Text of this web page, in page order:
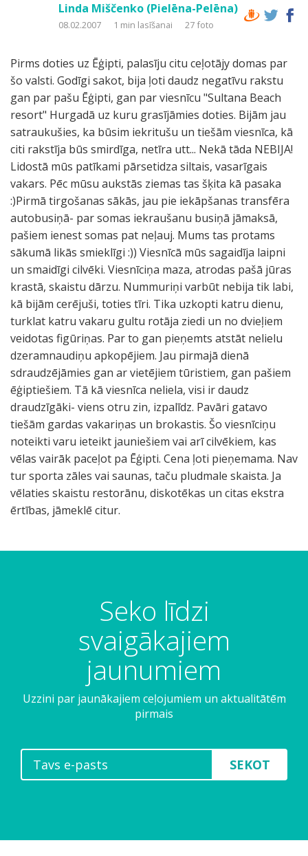
Linda Miščenko (Pielēna-Pelēna)
08.02.2007 1 min lasīšanai 27 foto
Pirms doties uz Ēģipti, palasīju citu ceļotājy domas par
šo valsti. Godīgi sakot, bija ļoti daudz negatīvu rakstu
gan par pašu Ēģipti, gan par viesnīcu "Sultana Beach
resort" Hurgadā uz kuru grasījāmies doties. Bijām jau
satraukušies, ka būsim iekritušu un tiešām viesnīca, kā
citi rakstīja būs smirdīga, netīra utt... Nekā tāda NEBIJA!
Lidostā mūs patīkami pārsetidza siltais, vasarīgais
vakars. Pēc mūsu aukstās ziemas tas šķita kā pasaka
:)Pirmā tirgošanas sākās, jau pie iekāpšanas transfēra
autobusiņā- par somas iekraušanu busiņā jāmaksā,
pašiem ienest somas pat neļauj. Mums tas protams
sākumā likās smieklīgi :)) Viesnīcā mūs sagaidīja laipni
un smaidīgi cilvēki. Viesnīciņa maza, atrodas pašā jūras
krastā, skaistu dārzu. Nummuriņi varbūt nebija tik labi,
kā bijām cerējuši, toties tīri. Tika uzkopti katru dienu,
turklat katru vakaru gultu rotāja ziedi un no dvieļiem
veidotas figūriņas. Par to gan pieņemts atstāt nelielu
dzeramnaudiņu apkopējiem. Jau pirmajā dienā
sdraudzējāmies gan ar vietējiem tūristiem, gan pašiem
ēģiptiešiem. Tā kā viesnīca neliela, visi ir daudz
draudzīgāki- viens otru zin, izpalīdz. Pavāri gatavo
tiešām gardas vakariņas un brokastis. Šo viesnīciņu
noteikti varu ieteikt jauniešiem vai arī cilvēkiem, kas
vēlas vairāk paceļot pa Ēģipti. Cena ļoti pieņemama. Nav
tur sporta zāles vai saunas, taču pludmale skaista. Ja
vēlaties skaistu restorānu, diskotēkas un citas ekstra
ērtības, jāmeklē citur.
Seko līdzi
svaigākajiem
jaunumiem
Uzzini par jaunākajiem ceļojumiem un aktualitātēm
pirmais
SEKOT